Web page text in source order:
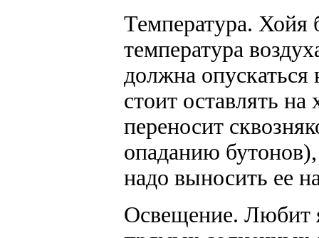
Температура. Хойя
температура
должна
стоит оставлять
переносит
опаданию
надо выносить ее
Освещение. Любит